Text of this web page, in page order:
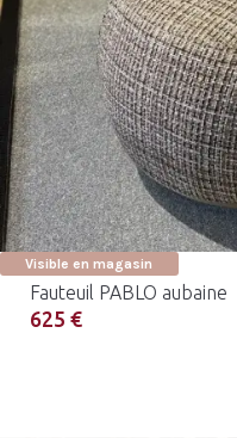
Visible en magasin
Fauteuil PABLO aubaine
625 €